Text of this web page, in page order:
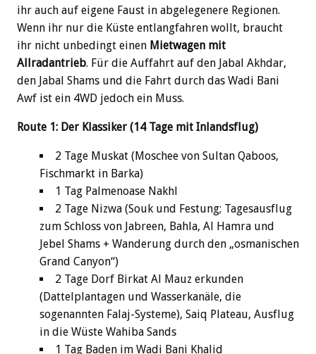
ihr auch auf eigene Faust in abgelegenere Regionen.
Wenn ihr nur die Küste entlangfahren wollt, braucht
ihr nicht unbedingt einen Mietwagen mit
Allradantrieb. Für die Auffahrt auf den Jabal Akhdar,
den Jabal Shams und die Fahrt durch das Wadi Bani
Awf ist ein 4WD jedoch ein Muss.
Route 1: Der Klassiker (14 Tage mit Inlandsflug)
2 Tage Muskat (Moschee von Sultan Qaboos,
Fischmarkt in Barka)
1 Tag Palmenoase Nakhl
2 Tage Nizwa (Souk und Festung; Tagesausflug
zum Schloss von Jabreen, Bahla, Al Hamra und
Jebel Shams + Wanderung durch den „osmanischen
Grand Canyon“)
2 Tage Dorf Birkat Al Mauz erkunden
(Dattelplantagen und Wasserkanäle, die
sogenannten Falaj-Systeme), Saiq Plateau, Ausflug
in die Wüste Wahiba Sands
1 Tag Baden im Wadi Bani Khalid